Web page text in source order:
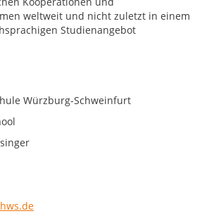
weltweit und nicht zuletzt in einem
Studienangebot
Würzburg-Schweinfurt